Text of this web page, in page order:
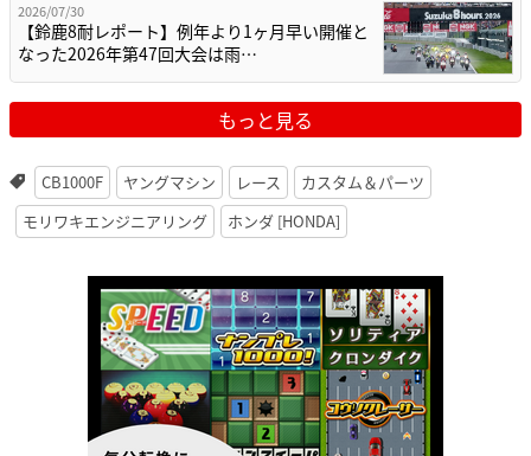
2026/07/30
【鈴鹿8耐レポート】例年より1ヶ月早い開催と
なった2026年第47回大会は雨…
もっと見る
CB1000F ヤングマシン レース
カスタム＆パーツ
モリワキエンジニアリング
ホンダ [HONDA]